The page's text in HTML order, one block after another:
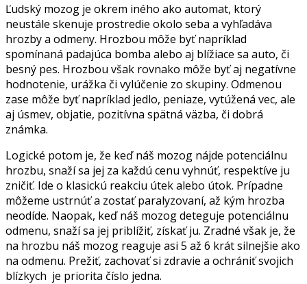
Ľudský mozog je okrem iného ako automat, ktorý
neustále skenuje prostredie okolo seba a vyhľadáva
hrozby a odmeny. Hrozbou môže byť napríklad
spomínaná padajúca bomba alebo aj blížiace sa auto, či
besný pes. Hrozbou však rovnako môže byť aj negatívne
hodnotenie, urážka či vylúčenie zo skupiny. Odmenou
zase môže byť napríklad jedlo, peniaze, vytúžená vec, ale
aj úsmev, objatie, pozitívna spätná väzba, či dobrá
známka.
Logické potom je, že keď náš mozog nájde potenciálnu
hrozbu, snaží sa jej za každú cenu vyhnúť, respektíve ju
zničiť. Ide o klasickú reakciu útek alebo útok. Prípadne
môžeme ustrnúť a zostať paralyzovaní, až kým hrozba
neodíde. Naopak, keď náš mozog deteguje potenciálnu
odmenu, snaží sa jej priblížiť, získať ju. Zradné však je, že
na hrozbu náš mozog reaguje asi 5 až 6 krát silnejšie ako
na odmenu. Prežiť, zachovať si zdravie a ochrániť svojich
blízkych je priorita číslo jedna.